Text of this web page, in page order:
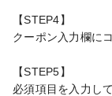
【STEP4】
クーポン入力欄に
【STEP5】
必須項目を入力し